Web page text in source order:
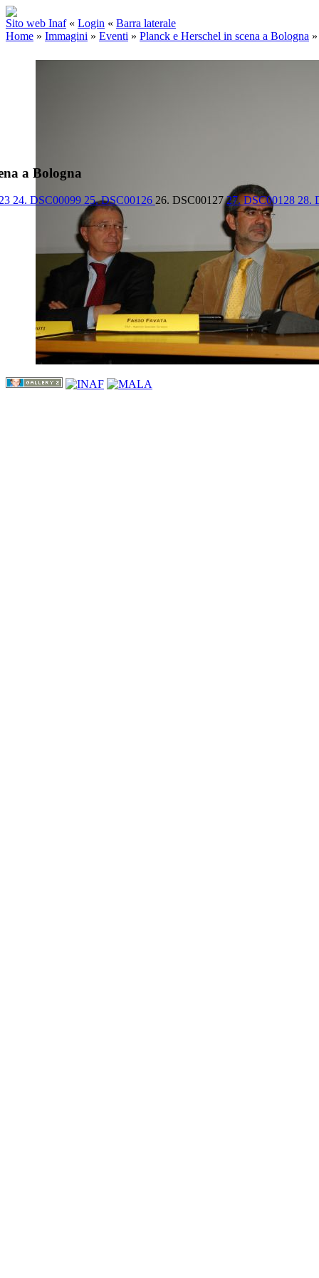
Sito web Inaf « Login « Barra laterale
Home » Immagini » Eventi » Planck e Herschel in scena a Bologna
a Bologna
24. DSC00099 25. DSC00126 26. DSC0012727. DSC00128 28.